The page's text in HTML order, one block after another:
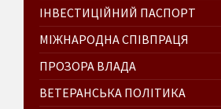
ІНВЕСТИЦІЙНИЙ ПАСПОРТ
МІЖНАРОДНА СПІВПРАЦЯ
ПРОЗОРА ВЛАДА
ВЕТЕРАНСЬКА ПОЛІТИКА